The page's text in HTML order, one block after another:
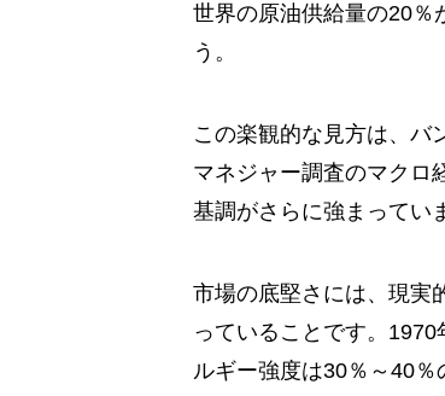
世界の原油供給量の20％
う。
この楽観的な見方は、バ
マネジャー調査のマクロ
基調がさらに強まってい
市場の底堅さには、現実
っていることです。
ルギー強度は30％～40